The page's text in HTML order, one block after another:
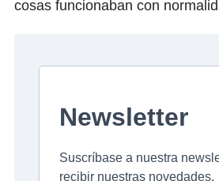
cosas funcionaban con